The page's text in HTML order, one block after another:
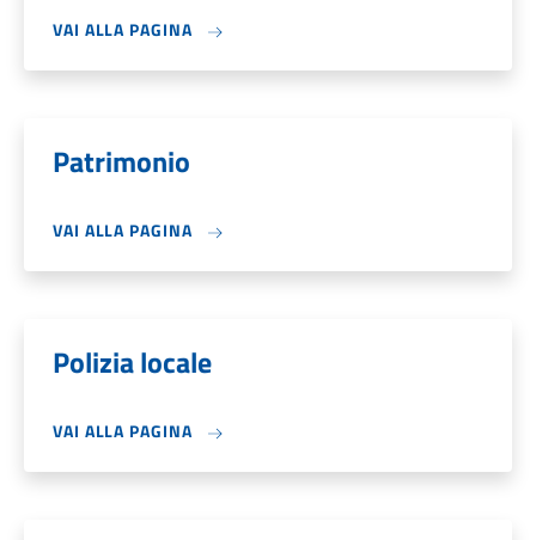
VAI ALLA PAGINA
Patrimonio
VAI ALLA PAGINA
Polizia locale
VAI ALLA PAGINA